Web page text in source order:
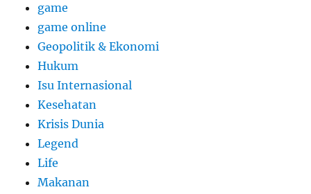
game
game online
Geopolitik & Ekonomi
Hukum
Isu Internasional
Kesehatan
Krisis Dunia
Legend
Life
Makanan